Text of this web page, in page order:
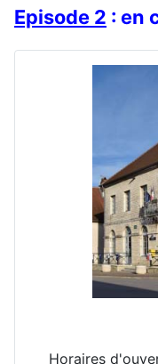
Episode 2 : en
Horaires